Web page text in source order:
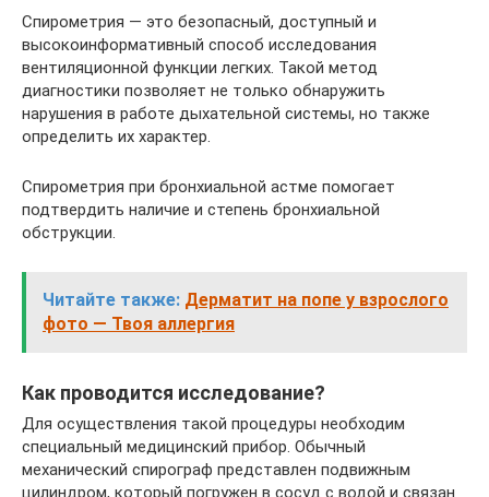
Спирометрия — это безопасный, доступный и
высокоинформативный способ исследования
вентиляционной функции легких. Такой метод
диагностики позволяет не только обнаружить
нарушения в работе дыхательной системы, но также
определить их характер.
Спирометрия при бронхиальной астме помогает
подтвердить наличие и степень бронхиальной
обструкции.
Читайте также: Дерматит на попе у взрослого
фото — Твоя аллергия
Как проводится исследование?
Для осуществления такой процедуры необходим
специальный медицинский прибор. Обычный
механический спирограф представлен подвижным
цилиндром, который погружен в сосуд с водой и связан